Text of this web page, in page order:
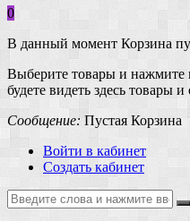
0
В данный момент Корзина
Выберите товары и нажмите
будете видеть здесь товары
Сообщение: Пустая Корзина
Войти в кабинет
Создать кабинет